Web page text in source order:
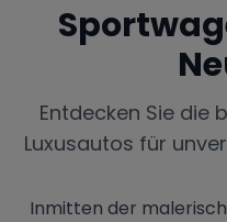
Entdecken Sie die
Luxusautos für
Inmitten der